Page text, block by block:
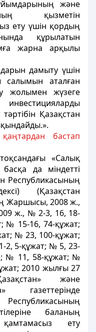
және
қызметін
ету үшін қордың
құрылатын
жарна арқылы
дамыту үшін
салымын аталған
жолымен жүзеге
Қазақстан
бастап
«Салық
да мiндеттi
Республикасының
(Қазақстан
Жаршысы, 2008 ж.,
ж., № 2-3, 16, 18-
№ 15-16, 74-құжат;
№ 23, 100-құжат;
2, 5-құжат; № 5, 23-
№ 11, 58-құжат; №
2010 жылғы 27
және
газеттерінде
баланың
ету